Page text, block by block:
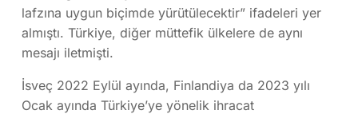
lafzına uygun biçimde yürütülecektir” ifadeleri yer
almıştı. Türkiye, diğer müttefik ülkelere de aynı
mesajı iletmişti.
İsveç 2022 Eylül ayında, Finlandiya da 2023 yılı
Ocak ayında Türkiye’ye yönelik ihracat